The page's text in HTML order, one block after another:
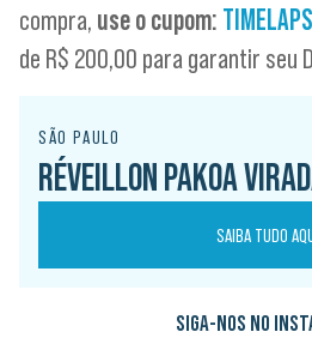
compra, use o cupom:
de R$ 200,00 para garantir seu
SÃO PAULO
RÉVEILLON PAKOA
SAIBA TUDO
SIGA-NOS NO